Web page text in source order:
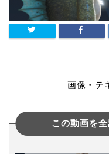
画像・テ
この動画を